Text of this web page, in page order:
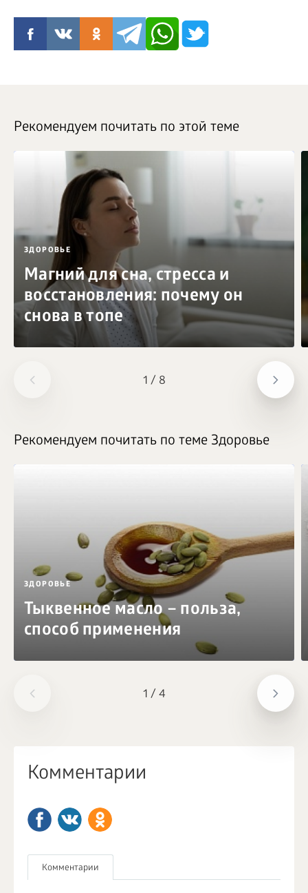
1 / 8
Рекомендуем почитать по этой теме
ЗДОРОВЬЕ
Магний для сна, стресса и
восстановления: почему он
снова в топе
1 / 4
Рекомендуем почитать по теме Здоровье
ЗДОРОВЬЕ
Тыквенное масло – польза,
способ применения
Комментарии
Комментарии